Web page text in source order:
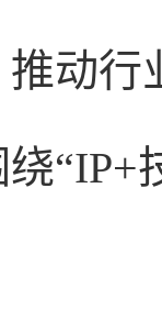
动行
“IP+